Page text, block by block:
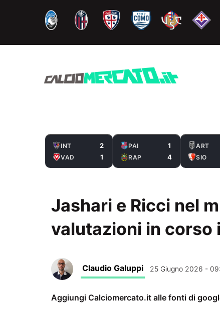
contenuto
INT 2
VAD 1
PAI 1
RAP 4
ART
SIO
Jashari e Ricci nel
valutazioni in corso
Claudio Galuppi 25 Giugno 2026 -
Aggiungi Calciomercato.it alle fonti di